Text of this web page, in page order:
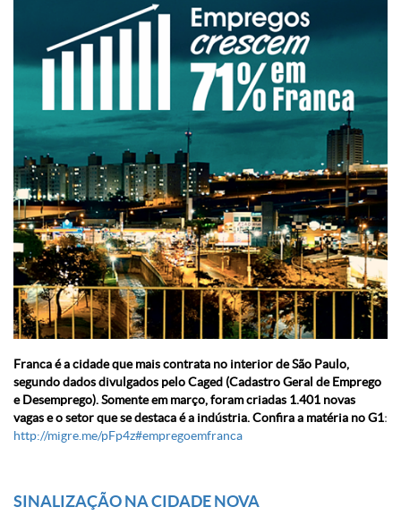
Franca é a cidade que mais contrata no interior de São Paulo,
segundo dados divulgados pelo Caged (Cadastro Geral de Emprego
e Desemprego). Somente em março, foram criadas 1.401 novas
vagas e o setor que se destaca é a indústria. Confira a matéria no G1:
http://migre.me/pFp4z‪#‎empregoemfranca‬
SINALIZAÇÃO NA CIDADE NOVA